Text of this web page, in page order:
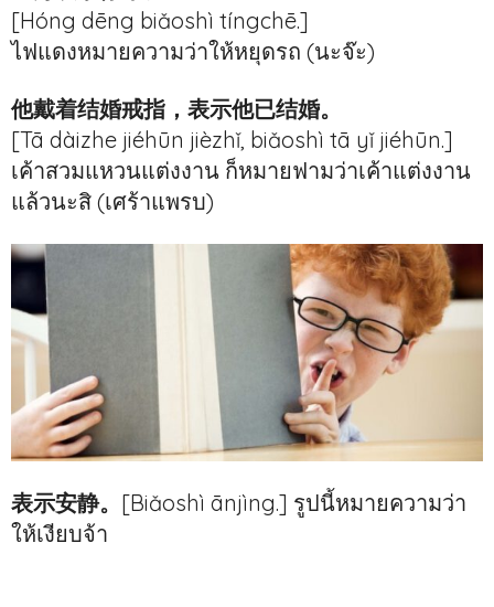
[Hóng dēng biǎoshì tíngchē.]
ไฟแดงหมายความว่าให้หยุดรถ (นะจ๊ะ)
他戴着结婚戒指，表示他已结婚。
[Tā dàizhe jiéhūn jièzhǐ, biǎoshì tā yǐ jiéhūn.]
เค้าสวมแหวนแต่งงาน ก็หมายฟามว่าเค้าแต่งงาน
แล้วนะสิ (เศร้าแพรบ)
表示安静。 [Biǎoshì ānjìng.] รูปนี้หมายความว่า
ให้เงียบจ้า